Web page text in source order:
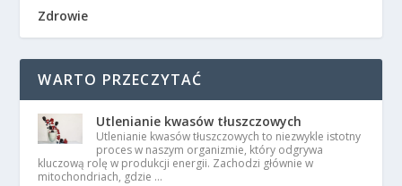
Zdrowie
WARTO PRZECZYTAĆ
Utlenianie kwasów tłuszczowych
Utlenianie kwasów tłuszczowych to niezwykle istotny
proces w naszym organizmie, który odgrywa
kluczową rolę w produkcji energii. Zachodzi głównie w
mitochondriach, gdzie …